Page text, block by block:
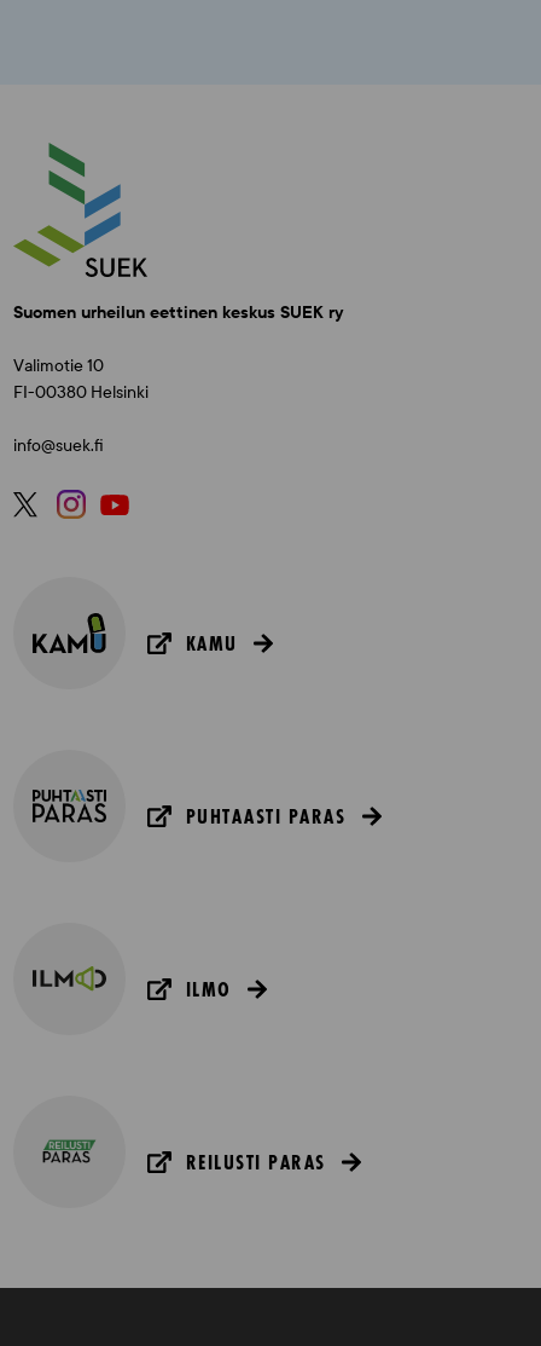
Suomen urheilun eettinen keskus SUEK ry
Valimotie 10
FI-00380 Helsinki
info@suek.fi
KAMU
PUHTAASTI PARAS
ILMO
REILUSTI PARAS